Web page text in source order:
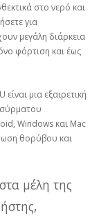
στο νερό και
για
μεγάλη διάρκεια
φόρτιση και έως
μια εξαιρετική
Windows και Mac
θορύβου και
μέλη της